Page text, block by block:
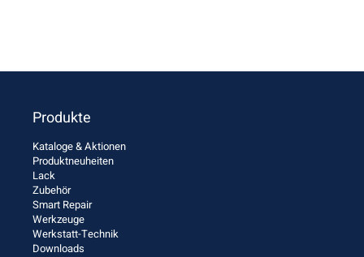
Produkte
Kataloge & Aktionen
Produktneuheiten
Lack
Zubehör
Smart Repair
Werkzeuge
Werkstatt-Technik
Downloads